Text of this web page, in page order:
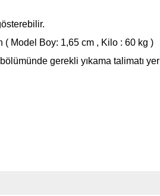
Model Boy: 1,65 cm , Kilo : 60 kg )
gerekli yıkama talimatı yer